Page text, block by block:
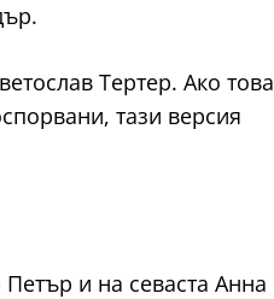
Тертер. Ако това
тази версия
и на севаста Анна